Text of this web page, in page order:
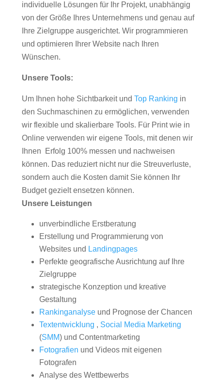
individuelle Lösungen für Ihr Projekt, unabhängig
von der Größe Ihres Unternehmens und genau auf
Ihre Zielgruppe ausgerichtet. Wir programmieren
und optimieren Ihrer Website nach Ihren
Wünschen.
Unsere Tools:
Um Ihnen hohe Sichtbarkeit und Top Ranking in
den Suchmaschinen zu ermöglichen, verwenden
wir flexible und skalierbare Tools. Für Print wie in
Online verwenden wir eigene Tools, mit denen wir
Ihnen Erfolg 100% messen und nachweisen
können. Das reduziert nicht nur die Streuverluste,
sondern auch die Kosten damit Sie können Ihr
Budget gezielt ensetzen können.
Unsere Leistungen
unverbindliche Erstberatung
Erstellung und Programmierung von
Websites und Landingpages
Perfekte geografische Ausrichtung auf Ihre
Zielgruppe
strategische Konzeption und kreative
Gestaltung
Rankinganalyseund Prognose der Chancen
Textentwicklung , Social Media Marketing
(SMM) und Contentmarketing
Fotografien und Videos mit eigenen
Fotografen
Analyse des Wettbewerbs